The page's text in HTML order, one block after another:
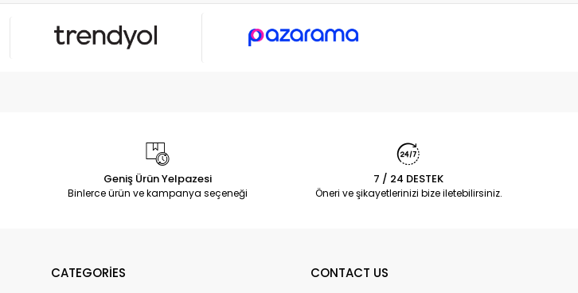
Geniş Ürün Yelpazesi
Binlerce ürün ve kampanya seçeneği
7 / 24 DESTEK
Öneri ve şikayetlerinizi bize iletebilirsiniz.
CATEGORİES CONTACT US